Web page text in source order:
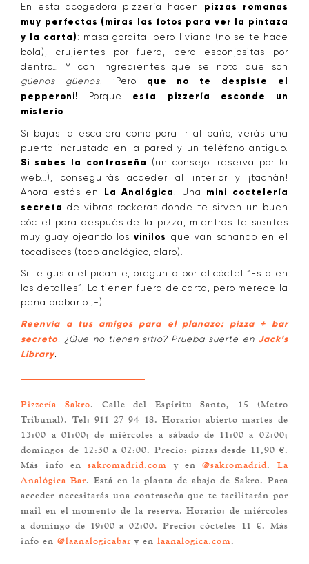
En esta acogedora pizzería hacen pizzas romanas
muy perfectas (miras las fotos para ver la pintaza
y la carta) : masa gordita, pero liviana (no se te hace
bola), crujientes por fuera, pero esponjositas por
dentro… Y con ingredientes que se nota que son
güenos güenos . ¡Pero que no te despiste el
pepperoni! Porque
esta pizzería esconde un
misterio
Si bajas la escalera como para ir al baño, verás una
puerta incrustada en la pared y un teléfono antiguo.
Si sabes la contraseña
(un consejo: reserva por la
web…), conseguirás acceder al interior y ¡tachán!
Ahora estás en
La Analógica . Una mini coctelería
secreta de vibras rockeras donde te sirven un buen
cóctel para después de la pizza, mientras te sientes
muy guay ojeando losvinilos que van sonando en el
tocadiscos (todo analógico, claro).
Si te gusta el picante, pregunta por el cóctel “Está en
los detalles”. Lo tienen fuera de carta, pero merece la
pena probarlo ;-).
Reenvía a tus amigos para el planazo: pizza + bar
secreto . ¿Que no tienen sitio? Prueba suerte en Jack’s
Library.
Pizzería Sakro. Calle del Espíritu Santo, 15 (Metro
Tribunal). Tel: 911 27 94 18. Horario: abierto martes de
13:00 a 01:00; de miércoles a sábado de 11:00 a 02:00;
domingos de 12:30 a 02:00. Precio: pizzas desde 11,90 €.
Más info ensakromadrid.com y en@sakromadrid. La
Analógica Bar. Está en la planta de abajo de Sakro. Para
acceder necesitarás una contraseña que te facilitarán por
mail en el momento de la reserva. Horario: de miércoles
a domingo de 19:00 a 02:00. Precio: cócteles 11 €. Más
info en@laanalogicabar y enlaanalogica.com.